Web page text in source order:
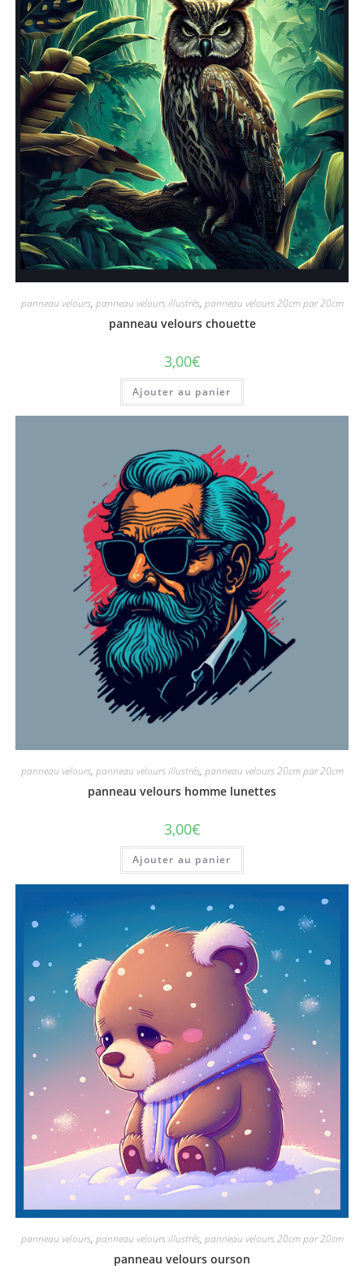
panneau velours, panneau velours illustrés, panneau velours 20cm par 20cm
panneau velours chouette
3,00€
Ajouter au panier
panneau velours, panneau velours illustrés, panneau velours 20cm par 20cm
panneau velours homme lunettes
3,00€
Ajouter au panier
panneau velours, panneau velours illustrés, panneau velours 20cm par 20cm
panneau velours ourson